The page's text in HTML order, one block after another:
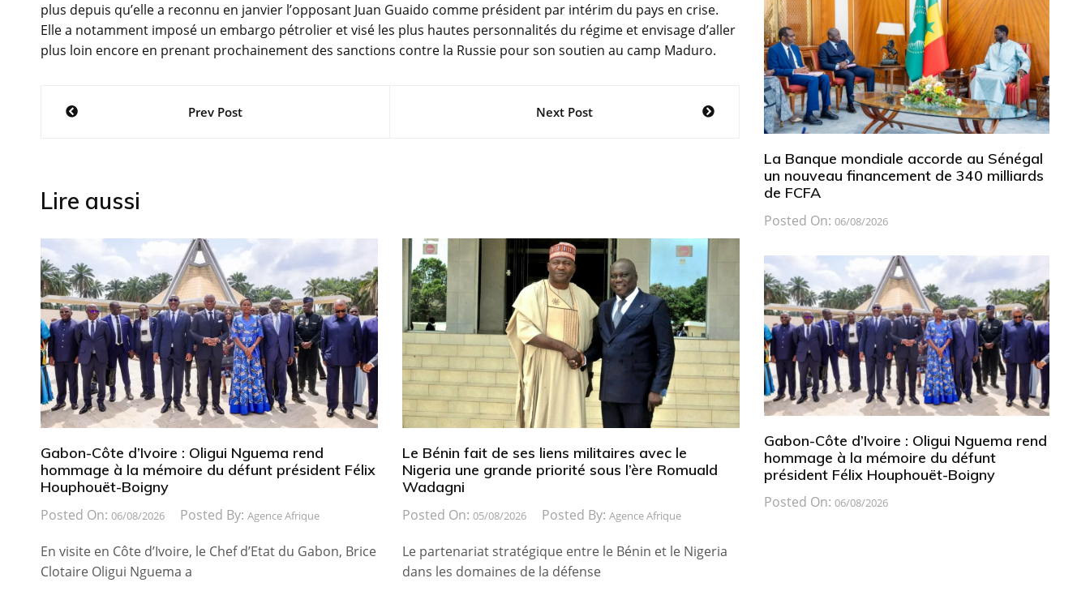
plus depuis qu’elle a reconnu en janvier l’opposant Juan Guaido comme président par intérim du pays en crise.
Elle a notamment imposé un embargo pétrolier et visé les plus hautes personnalités du régime et envisage d’aller
plus loin encore en prenant prochainement des sanctions contre la Russie pour son soutien au camp Maduro.
NavigationPrev Post Next Post
Lire aussi
Gabon-Côte d’Ivoire : Oligui Nguema rend
hommage à la mémoire du défunt président Félix
Houphouët-Boigny
Posted On: 06/08/2026 Posted By: Agence Afrique
En visite en Côte d’Ivoire, le Chef d’Etat du Gabon, Brice
Clotaire Oligui Nguema a
Le Bénin fait de ses liens militaires avec le
Nigeria une grande priorité sous l’ère Romuald
Wadagni
Posted On: 05/08/2026 Posted By: Agence Afrique
Le partenariat stratégique entre le Bénin et le Nigeria
dans les domaines de la défense
La Banque mondiale accorde au Sénégal
un nouveau financement de 340 milliards
de FCFA
Posted On: 06/08/2026
Gabon-Côte d’Ivoire : Oligui Nguema rend
hommage à la mémoire du défunt
président Félix Houphouët-Boigny
Posted On: 06/08/2026